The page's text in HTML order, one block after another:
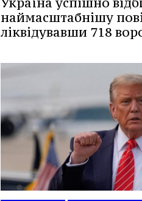
наймасштабнішу
ліквідувавши 718